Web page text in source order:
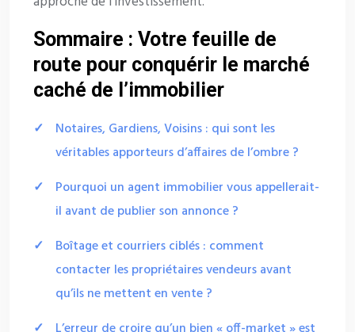
Sommaire : Votre feuille de
route pour conquérir le marché
caché de l’immobilier
Notaires, Gardiens, Voisins : qui sont les
véritables apporteurs d’affaires de l’ombre ?
Pourquoi un agent immobilier vous appellerait-
il avant de publier son annonce ?
Boîtage et courriers ciblés : comment
contacter les propriétaires vendeurs avant
qu’ils ne mettent en vente ?